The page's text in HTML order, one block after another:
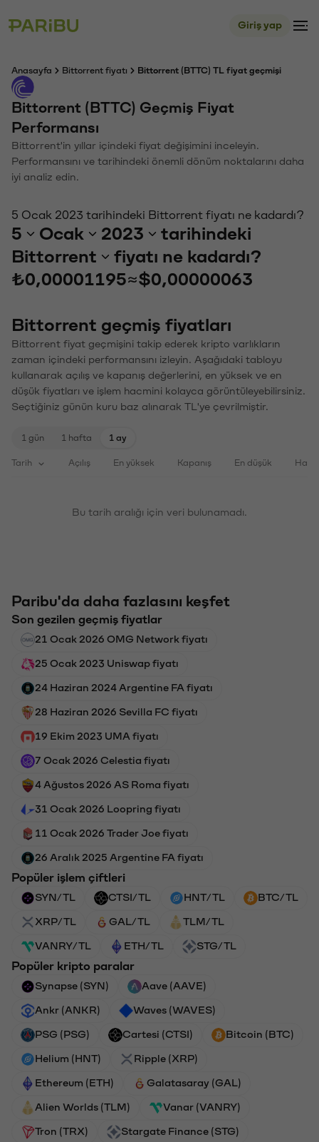
Giriş yap
Anasayfa Bittorrent fiyatı Bittorrent (BTTC) TL fiyat geçmişi
Bittorrent (BTTC) Geçmiş Fiyat
Performansı
Bittorrent'in yıllar içindeki fiyat değişimini inceleyin.
Performansını ve tarihindeki önemli dönüm noktalarını daha
iyi analiz edin.
5 Ocak 2023 tarihindeki Bittorrent fiyatı ne kadardı?
5 Ocak 2023
tarihindeki
Bittorrent
fiyatı ne kadardı?
₺0,00001195≈$0,00000063
Bittorrent geçmiş fiyatları
Bittorrent fiyat geçmişini takip ederek kripto varlıkların
zaman içindeki performansını izleyin. Aşağıdaki tabloyu
kullanarak açılış ve kapanış değerlerini, en yüksek ve en
düşük fiyatları ve işlem hacmini kolayca görüntüleyebilirsiniz.
Seçtiğiniz günün kuru baz alınarak TL'ye çevrilmiştir.
1 gün 1 hafta 1 ay
Tarih Açılış En yüksek Kapanış En düşük
Bu tarih aralığı için veri bulunamadı.
Paribu'da daha fazlasını keşfet
Son gezilen geçmiş fiyatlar
21 Ocak 2026 OMG Network fiyatı
25 Ocak 2023 Uniswap fiyatı
24 Haziran 2024 Argentine FA fiyatı
28 Haziran 2026 Sevilla FC fiyatı
19 Ekim 2023 UMA fiyatı
7 Ocak 2026 Celestia fiyatı
4 Ağustos 2026 AS Roma fiyatı
31 Ocak 2026 Loopring fiyatı
11 Ocak 2026 Trader Joe fiyatı
26 Aralık 2025 Argentine FA fiyatı
Popüler işlem çiftleri
SYN/TL CTSI/TL HNT/TL BTC/TL
XRP/TL GAL/TL TLM/TL
VANRY/TL ETH/TL STG/TL
Popüler kripto paralar
Synapse (SYN) Aave (AAVE)
Ankr (ANKR) Waves (WAVES)
PSG (PSG) Cartesi (CTSI) Bitcoin (BTC)
Helium (HNT) Ripple (XRP)
Ethereum (ETH) Galatasaray (GAL)
Alien Worlds (TLM) Vanar (VANRY)
Tron (TRX) Stargate Finance (STG)